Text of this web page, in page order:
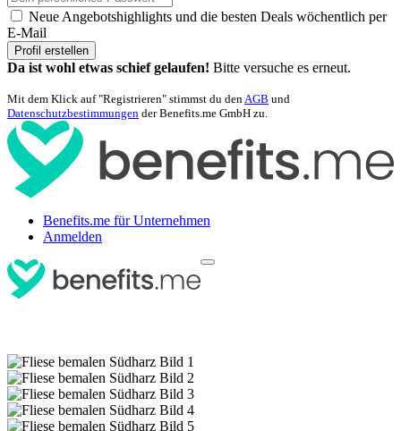
Neue Angebotshighlights und die besten Deals wöchentlich per
E-Mail
Profil erstellen
Da ist wohl etwas schief gelaufen! Bitte versuche es erneut.
Mit dem Klick auf "Registrieren" stimmst du denAGB und
Datenschutzbestimmungen der Benefits.me GmbH zu.
Benefits.me für Unternehmen
Anmelden